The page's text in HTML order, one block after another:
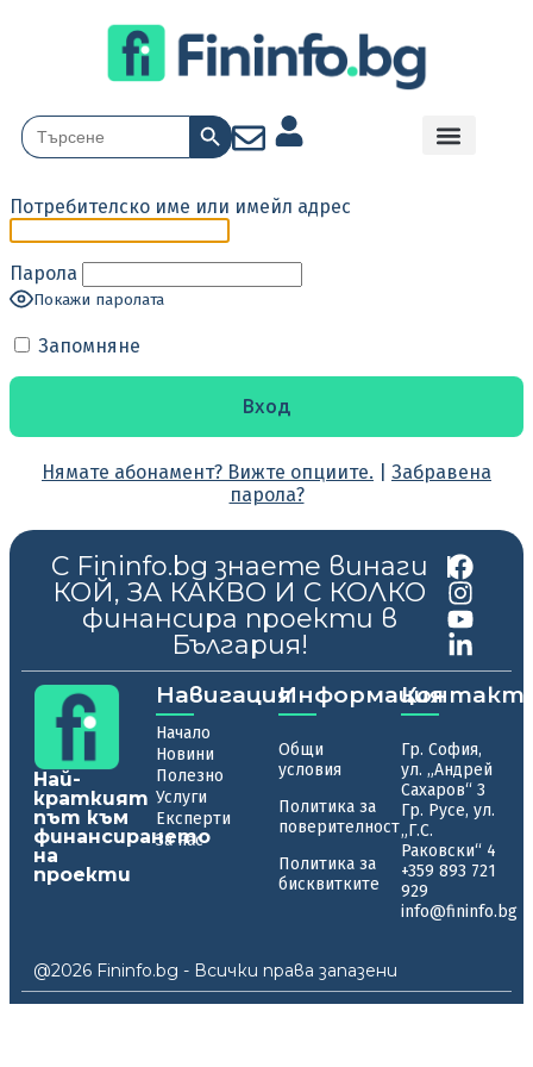
Search
for:
Search Button
Потребителско име или имейл адрес
Парола
Покажи паролата
Запомняне
Нямате абонамент? Вижте опциите.
Забравена
парола?
С Fininfo.bg знаете винаги
КОЙ, ЗА КАКВО И С КОЛКО
финансира проекти в
България!
|
Най-
краткият
път към
финансирането
на
проекти
Навигация
Начало
Новини
Полезно
Услуги
Експерти
За нас
Информация
Общи
условия
Политика за
поверителност
Политика за
бисквитките
Гр. София,
ул. „Андрей
Сахаров“ 3
Гр. Русе, ул.
„Г.С.
Раковски“ 4
+359 893 721
929
info@fininfo.bg
@2026 Fininfo.bg - Всички права запазени